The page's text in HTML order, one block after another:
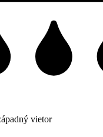
vietor